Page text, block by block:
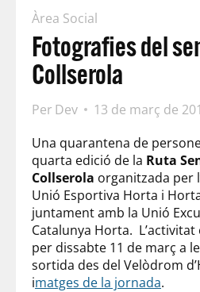
Àrea Social
Fotografies del
Collserola
Per Dev
13 de març de
Una quarantena de
quarta edició de la Ruta
Collserola organitzada per
Unió Esportiva Horta i
juntament amb la Unió
Catalunya Horta.
per dissabte 11 de març a
sortida des del Velòdrom
imatges de la jornada.